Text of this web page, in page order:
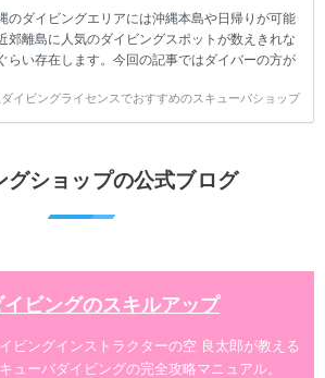
な思いをしてしまうかもしれません。 今回は現地
ビング...
のダイビングエリアには沖縄本島や日帰りが可能
郊離島に人気のダイビングスポットが数えきれな
らい存在します。今回の記事ではダイバーの方が
ポットを紹介します。 当スクールは、沖縄本島で
谷町、嘉手納町、読谷村、恩納村、名護市、本部
しております。 ダイビングライセンスをお持ちの
イビングライセンスでおすすめのスキューバショップ
グショップの公式ブログ
イビングのスキルアップ
ビングインストラクターの空 良太郎が教える
ューバダイビングの完全攻略マニュアル。